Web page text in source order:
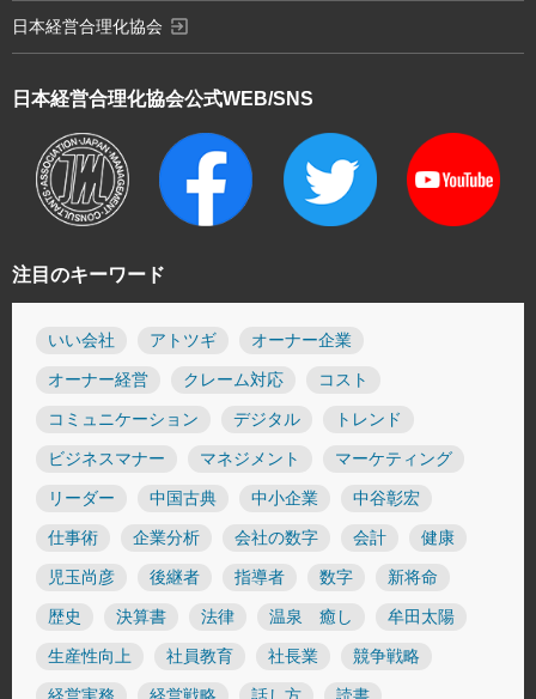
注目のキーワード
いい会社 アトツギ オーナー企業
オーナー経営 クレーム対応 コスト
コミュニケーション デジタル トレンド
ビジネスマナー マネジメント マーケティング
リーダー 中国古典 中小企業 中谷彰宏
仕事術 企業分析 会社の数字 会計 健康
児玉尚彦 後継者 指導者 数字 新将命
歴史 決算書 法律 温泉 癒し 牟田太陽
生産性向上 社員教育 社長業 競争戦略
日本経営合理化協会公式WEB/SNS
日本経営合理化協会 exit_to_app